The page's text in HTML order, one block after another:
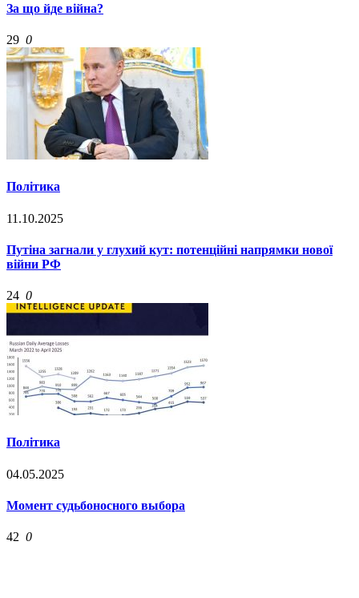
За що йде війна?
29 0
Політика
11.10.2025
Путіна загнали у глухий кут: потенційні напрямки нової
війни РФ
24 0
Політика
04.05.2025
Момент судьбоносного выбора
42 0